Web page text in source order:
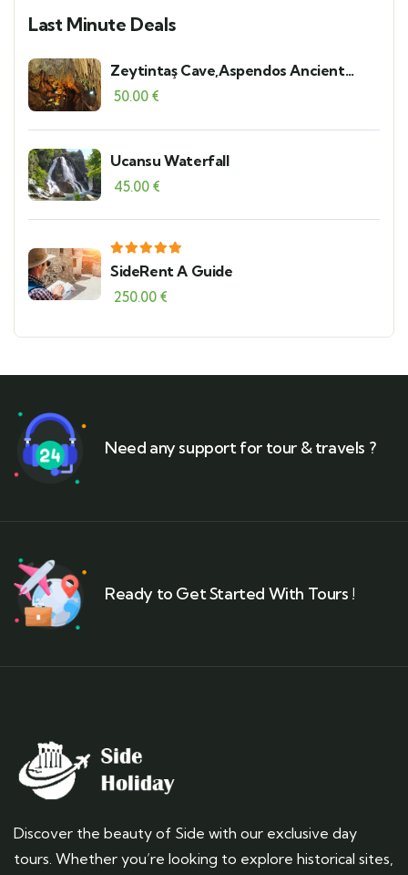
Last Minute Deals
Zeytintaş Cave,Aspendos Ancient
Theater and Serik Local Bazaar
50.00 €
Ucansu Waterfall
45.00 €
SideRent A Guide
250.00 €
Need any support for tour & travels ?
Ready to Get Started With Tours !
Discover the beauty of Side with our exclusive day
tours. Whether you’re looking to explore historical sites,